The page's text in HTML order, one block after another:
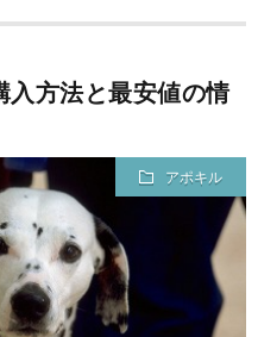
プ
入方法と最安値の情
アポキル